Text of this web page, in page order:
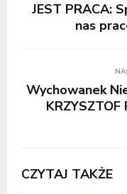
JEST PRACA:
nas
Wychowanek
CZYTAJ TAKŻE